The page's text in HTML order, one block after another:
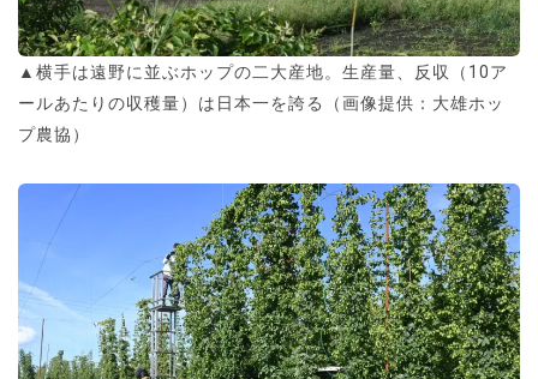
▲横手は遠野に並ぶホップの二大産地。生産量、反収（10ア
ールあたりの収穫量）は日本一を誇る（画像提供：大雄ホッ
プ農協）